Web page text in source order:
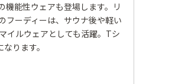
機能性ウェアも登場します。リ
フーディーは、サウナ後や軽い
イルウェアとしても活躍。Tシ
ります。